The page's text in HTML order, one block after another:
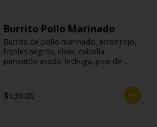
Burrito Pollo Marinado
Burrito de pollo marinado, arroz rojo,
frijoles negros, elote, cebolla
pimentón asado, lechuga, pico de
$139.00